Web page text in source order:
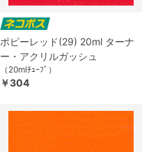
ポピーレッド(29) 20ml ターナ
ー・アクリルガッシュ
（20mlﾁｭｰﾌﾞ）
￥304